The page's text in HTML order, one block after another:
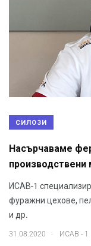
СИЛОЗИ
Насърчаваме
ИСАВ-1
фуражни цехове,
и др.
31.08.2020 . ИСАВ - 1